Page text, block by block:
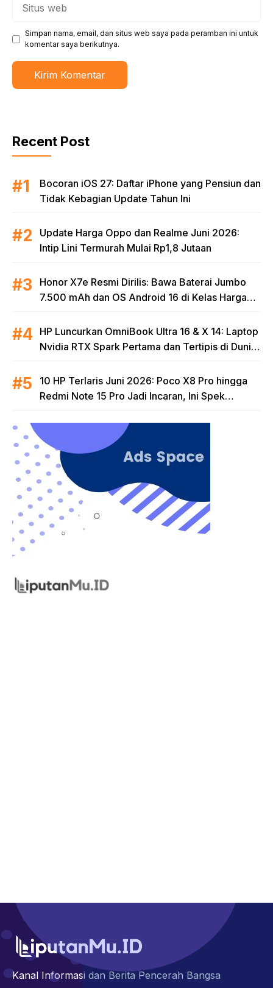
Simpan nama, email, dan situs web saya pada peramban ini untuk
komentar saya berikutnya.
Recent Post
Bocoran iOS 27: Daftar iPhone yang Pensiun dan
Tidak Kebagian Update Tahun Ini
Update Harga Oppo dan Realme Juni 2026:
Intip Lini Termurah Mulai Rp1,8 Jutaan
Honor X7e Resmi Dirilis: Bawa Baterai Jumbo
7.500 mAh dan OS Android 16 di Kelas Harga
HP Luncurkan OmniBook Ultra 16 & X 14: Laptop
Nvidia RTX Spark Pertama dan Tertipis di Dunia
10 HP Terlaris Juni 2026: Poco X8 Pro hingga
Redmi Note 15 Pro Jadi Incaran, Ini Spek
Kanal Informasi dan Berita Pencerah Bangsa